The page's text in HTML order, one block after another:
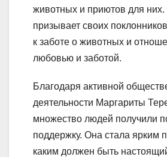
животных и приютов для
призывает своих
к заботе о животных и
любовью и заботой.
Благодаря активной
деятельности Маргариты
множество людей получили
поддержку. Она стала ярким
каким должен быть